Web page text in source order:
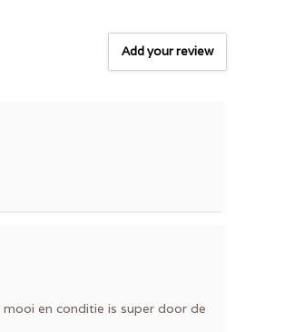
Add your review
en conditie is super door de